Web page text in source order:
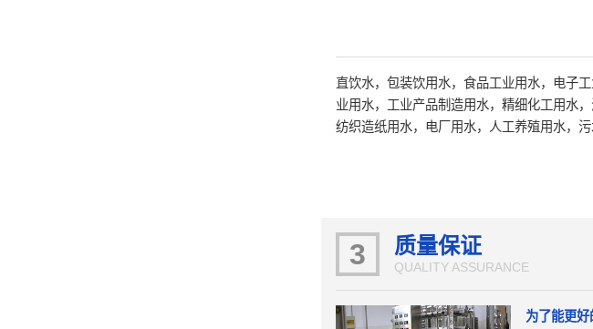
直饮水，包装饮用水，食品工业用水，电子
业用水，工业产品制造用水，精细化工用水，
纺织造纸用水，电厂用水，人工养殖用水，污
3 质量保证
QUALITY ASSURANCE
为了能更